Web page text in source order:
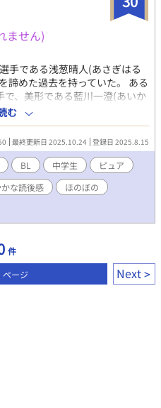
ません)
手である浅葱晴人(あさぎはる
諦めた過去を持っていた。 ある
、美形である藍川一澄(あいか
なり···。 一見クールに見える
ブ人間で。 さわやか青春陸上
めての作品です。誤字脱字 · 文
。後からの修正など致します
の中学時代を思い出しながら
る可能性があります。間違っ
む
最終更新日 2025.10.24 登録日 2025.8.15
BL 中学生
ピュア
な読後感
ほのぼの
件
ページ Next